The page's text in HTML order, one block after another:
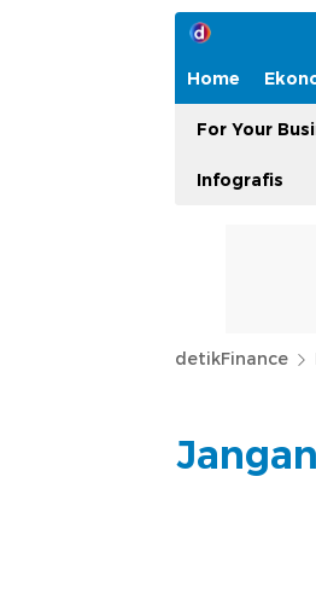
Home
For Your
Infografis
detikFinance